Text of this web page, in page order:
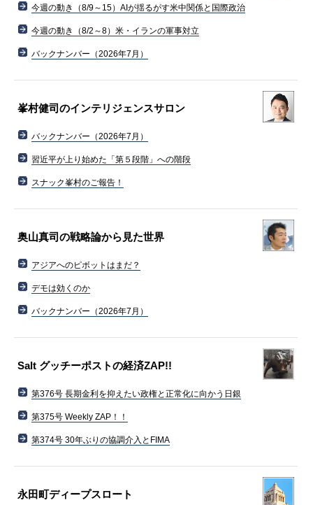
今週の動き（8/9～15）AIが揺るがす米中関係と国際政治
今週の動き（8/2～8）米・イランの軍事対立
バックナンバー（2026年7月）
峯村健司のインテリジェンスサロン
バックナンバー（2026年7月）
習近平が上り始めた「第５段階」への階段
スナック峯村のご報告！
奥山真司の戦略論から見た世界
アジアへのピボットはまだ？
デモは効くのか
バックナンバー（2026年7月）
Salt グッチーポストの経済ZAP!!
第376号 長期金利を抑えたい政権と正常化に向かう日銀
第375号 Weekly ZAP！！
第374号 30年ぶりの協調介入とFIMA
永田町ディープスロート